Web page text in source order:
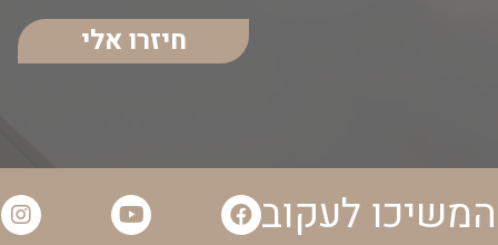
חיזרו אלי
המשיכו לעקוב